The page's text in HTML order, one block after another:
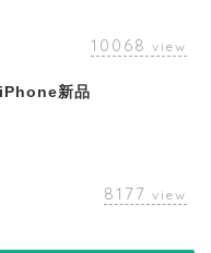
10068 view
新品
8177 view